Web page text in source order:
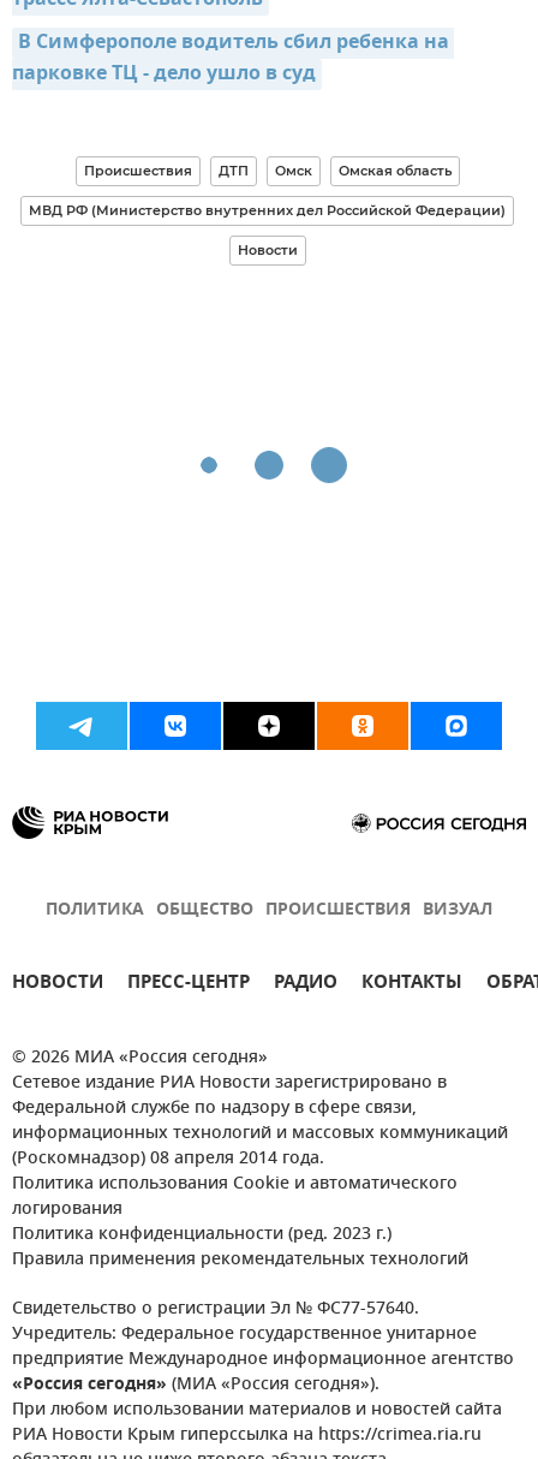
В Симферополе водитель сбил ребенка на
парковке ТЦ - дело ушло в суд
Происшествия ДТП Омск Омская область
МВД РФ (Министерство внутренних дел Российской Федерации)
Новости
ПОЛИТИКА ОБЩЕСТВО ПРОИСШЕСТВИЯ ВИЗУАЛ
НОВОСТИ ПРЕСС-ЦЕНТР РАДИО КОНТАКТЫ
© 2026 МИА «Россия сегодня»
Сетевое издание РИА Новости зарегистрировано в
Федеральной службе по надзору в сфере связи,
информационных технологий и массовых коммуникаций
(Роскомнадзор) 08 апреля 2014 года.
Политика использования Cookie и автоматического
логирования
Политика конфиденциальности (ред. 2023 г.)
Правила применения рекомендательных технологий
Свидетельство о регистрации Эл № ФС77-57640.
Учредитель: Федеральное государственное унитарное
предприятие Международное информационное агентство
«Россия сегодня» (МИА «Россия сегодня»).
При любом использовании материалов и новостей сайта
РИА Новости Крым гиперссылка на https://crimea.ria.ru